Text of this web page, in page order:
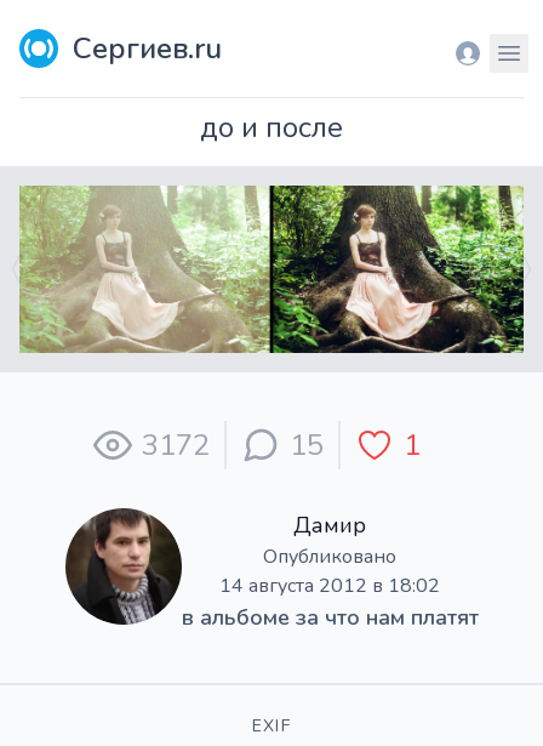
Сергиев.ru Вход
до и после
3172 15 1
Дамир
Опубликовано
14 августа 2012 в 18:02
в альбоме за что нам платят
EXIF